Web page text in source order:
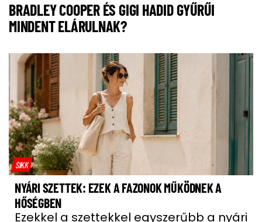
BRADLEY COOPER ÉS GIGI HADID GYŰRŰI
MINDENT ELÁRULNAK?
SIKK
NYÁRI SZETTEK: EZEK A FAZONOK MŰKÖDNEK A
HŐSÉGBEN
Ezekkel a szettekkel egyszerűbb a nyári